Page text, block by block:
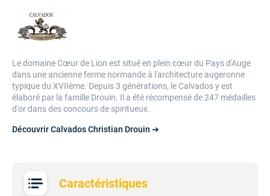
Caractéristiques
Le domaine Cœur de Lion est situé en plein cœur du Pays d'Auge
dans une ancienne ferme normande à l'architecture augeronne
typique du XVIIème. Depuis 3 générations, le Calvados y est
élaboré par la famille Drouin. Il a été récompensé de 247 médailles
d'or dans des concours de spiritueux.
Découvrir Calvados Christian Drouin ➔